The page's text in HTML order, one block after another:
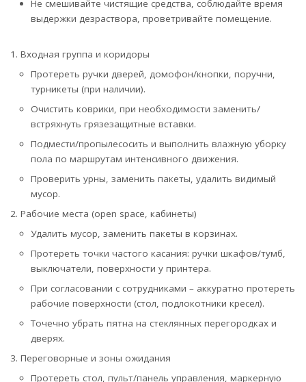
Не смешивайте чистящие средства, соблюдайте время
выдержки дезраствора, проветривайте помещение.
Входная группа и коридоры
Протереть ручки дверей, домофон/кнопки, поручни,
турникеты (при наличии).
Очистить коврики, при необходимости заменить/
встряхнуть грязезащитные вставки.
Подмести/пропылесосить и выполнить влажную уборку
пола по маршрутам интенсивного движения.
Проверить урны, заменить пакеты, удалить видимый
мусор.
Рабочие места (open space, кабинеты)
Удалить мусор, заменить пакеты в корзинах.
Протереть точки частого касания: ручки шкафов/тумб,
выключатели, поверхности у принтера.
При согласовании с сотрудниками – аккуратно протереть
рабочие поверхности (стол, подлокотники кресел).
Точечно убрать пятна на стеклянных перегородках и
дверях.
Переговорные и зоны ожидания
Протереть стол, пульт/панель управления, маркерную